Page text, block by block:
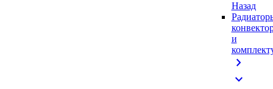
Назад
и
chevron_right
expand_more